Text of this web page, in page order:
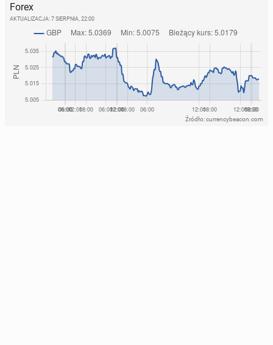
Forex
AKTUALIZACJA: 7 SIERPNIA, 22:00
Źródło: currencybeacon.com